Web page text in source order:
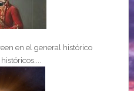
en el general histórico